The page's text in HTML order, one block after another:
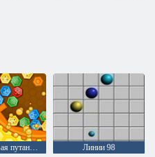
Пузырьковая путаница Линии 98